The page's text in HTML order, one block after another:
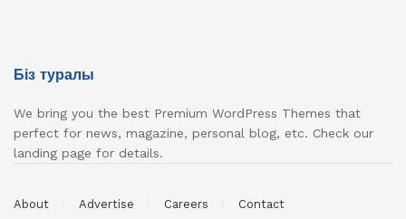
Біз туралы
We bring you the best Premium WordPress Themes that
perfect for news, magazine, personal blog, etc. Check our
landing page for details.
About Advertise Careers Contact